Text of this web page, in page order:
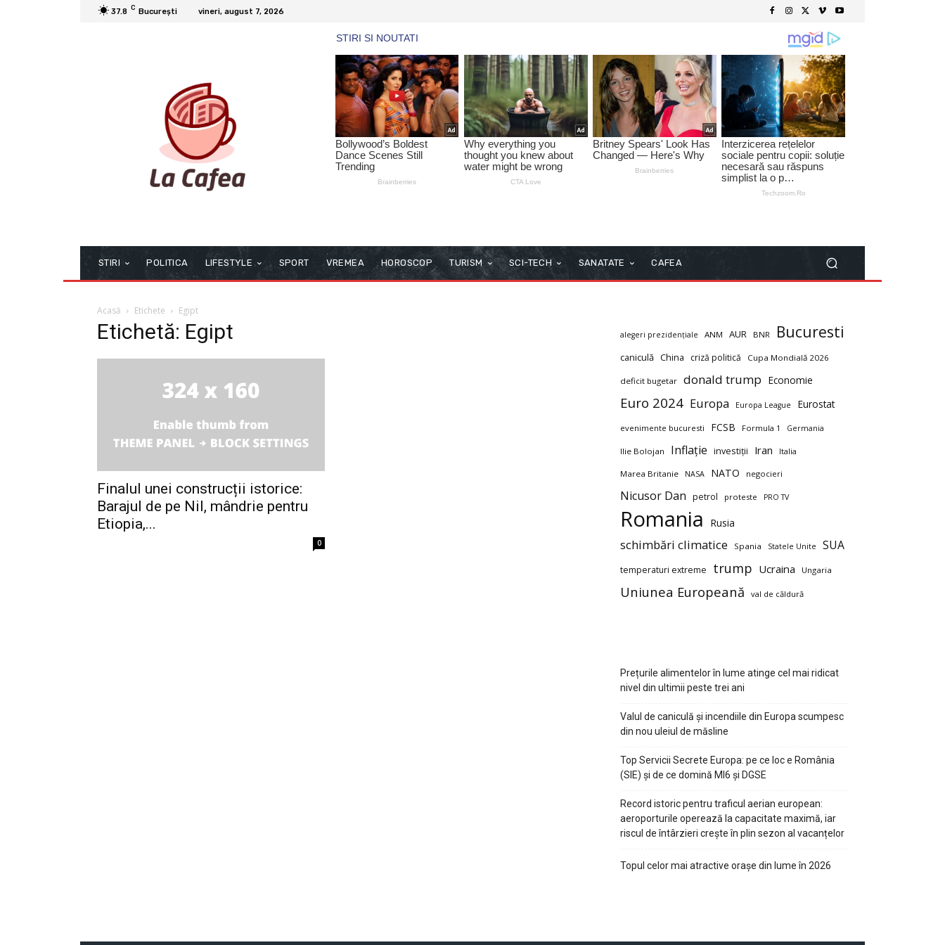
37.8 C București vineri, august 7, 2026
STIRI POLITICA LIFESTYLE SPORT VREMEA HOROSCOP TURISM SCI-TECH SANATATE CAFEA
Acasă Etichete Egipt
Etichetă: Egipt
Finalul unei construcții istorice:
Barajul de pe Nil, mândrie pentru
Etiopia,...
0
alegeri prezidențiale ANM AUR BNR Bucuresti
caniculă China criză politică Cupa Mondială 2026
deficit bugetar donald trump Economie
Euro 2024 Europa Europa League Eurostat
evenimente bucuresti FCSB Formula 1 Germania
Ilie Bolojan Inflație investiții Iran Italia
Marea Britanie NASA NATO negocieri
Nicusor Dan petrol proteste PRO TV
Romania Rusia
schimbări climatice Spania Statele Unite SUA
temperaturi extreme trump Ucraina Ungaria
Uniunea Europeană val de căldură
Prețurile alimentelor în lume atinge cel mai ridicat
nivel din ultimii peste trei ani
Valul de caniculă și incendiile din Europa scumpesc
din nou uleiul de măsline
Top Servicii Secrete Europa: pe ce loc e România
(SIE) și de ce domină MI6 și DGSE
Record istoric pentru traficul aerian european:
aeroporturile operează la capacitate maximă, iar
riscul de întârzieri crește în plin sezon al vacanțelor
Topul celor mai atractive orașe din lume în 2026